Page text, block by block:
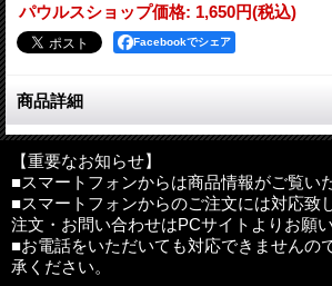
パウルスショップ価格: 1,650円(税込)
Facebookでシェア
商品詳細
関西学院大学神学部ブックレット 9
2016年2月に行われた第50回関西学院大学
講演と礼拝を収録。主題講演として関田寛
えるにあたって「日本の教会の今日的課題
特に、学徒勤労動員の実体験、その後のキ
と和解への取り組み、大学教員としての平
関係を取り上げる。
【重要なお知らせ】
■スマートフォンからは商品情報がご覧い
■スマートフォンからのご注文には対応致
注文・お問い合わせはPCサイトよりお願い
■お電話をいただいても対応できませんの
承ください。